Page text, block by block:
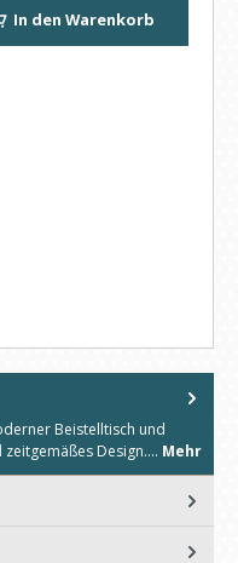
In den Warenkorb
Beistelltisch und
Design.… Mehr